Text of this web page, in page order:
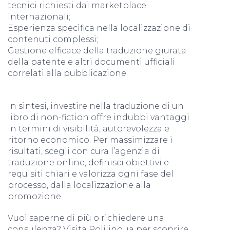
tecnici richiesti dai marketplace
internazionali;
Esperienza specifica nella localizzazione di
contenuti complessi;
Gestione efficace della traduzione giurata
della patente e altri documenti ufficiali
correlati alla pubblicazione.
In sintesi, investire nella traduzione di un
libro di non-fiction offre indubbi vantaggi
in termini di visibilità, autorevolezza e
ritorno economico. Per massimizzare i
risultati, scegli con cura l’agenzia di
traduzione online, definisci obiettivi e
requisiti chiari e valorizza ogni fase del
processo, dalla localizzazione alla
promozione.
Vuoi saperne di più o richiedere una